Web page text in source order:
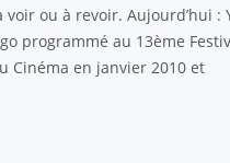
voir ou à revoir. Aujourd’hui :
programmé au 13ème
Cinéma en janvier 2010 et